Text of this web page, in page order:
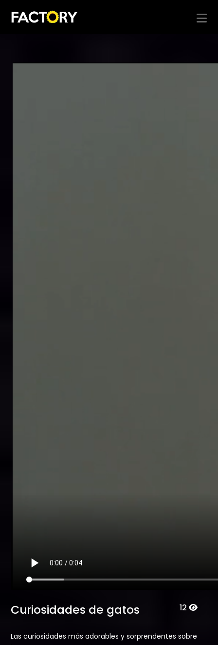
Curiosidades de gatos 12
Las curiosidades más adorables y sorprendentes sobre